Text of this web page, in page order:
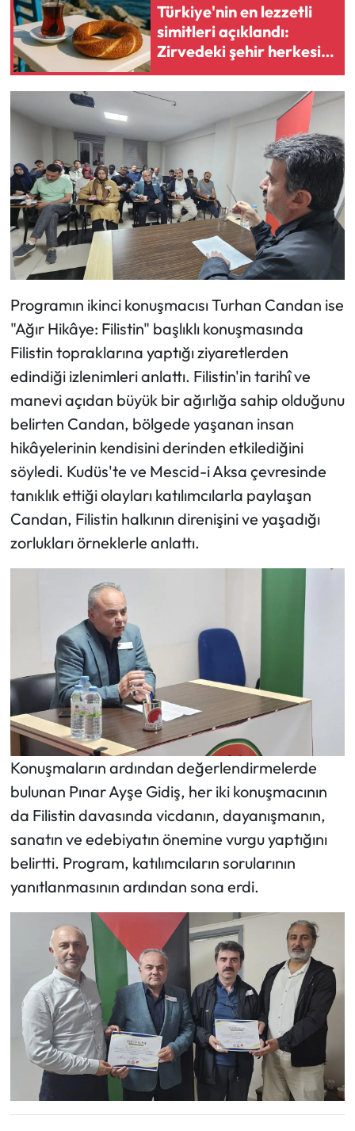
Türkiye'nin en lezzetli
simitleri açıklandı:
Zirvedeki şehir herkesi
şaşırttı
Programın ikinci konuşmacısı Turhan Candan ise
"Ağır Hikâye: Filistin" başlıklı konuşmasında
Filistin topraklarına yaptığı ziyaretlerden
edindiği izlenimleri anlattı. Filistin'in tarihî ve
manevi açıdan büyük bir ağırlığa sahip olduğunu
belirten Candan, bölgede yaşanan insan
hikâyelerinin kendisini derinden etkilediğini
söyledi. Kudüs'te ve Mescid-i Aksa çevresinde
tanıklık ettiği olayları katılımcılarla paylaşan
Candan, Filistin halkının direnişini ve yaşadığı
zorlukları örneklerle anlattı.
Konuşmaların ardından değerlendirmelerde
bulunan Pınar Ayşe Gidiş, her iki konuşmacının
da Filistin davasında vicdanın, dayanışmanın,
sanatın ve edebiyatın önemine vurgu yaptığını
belirtti. Program, katılımcıların sorularının
yanıtlanmasının ardından sona erdi.
Sağlık
Siyaset
Spor
Sungurlu Haberleri
Turizm
Uğurludağ Haberleri
Yaşam
Yayla Haber
Yemek Tarifleri
Yerel Haberler